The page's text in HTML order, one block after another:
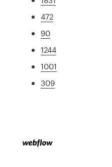
472
90
1244
1001
309